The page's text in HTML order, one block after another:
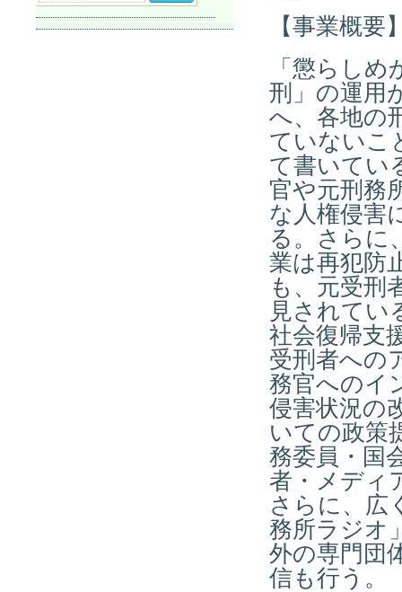
【事業概要
「懲らし
刑」の運用
へ、各地の
ていないこ
て書いてい
官や元刑務
な人権侵害
る。さらに
業は再犯防
も、元受刑
見されてい
社会復帰支
受刑者への
務官へのイ
侵害状況の
いての政策
務委員・国
者・メディ
さらに、広
務所ラジオ
外の専門団
信も行う